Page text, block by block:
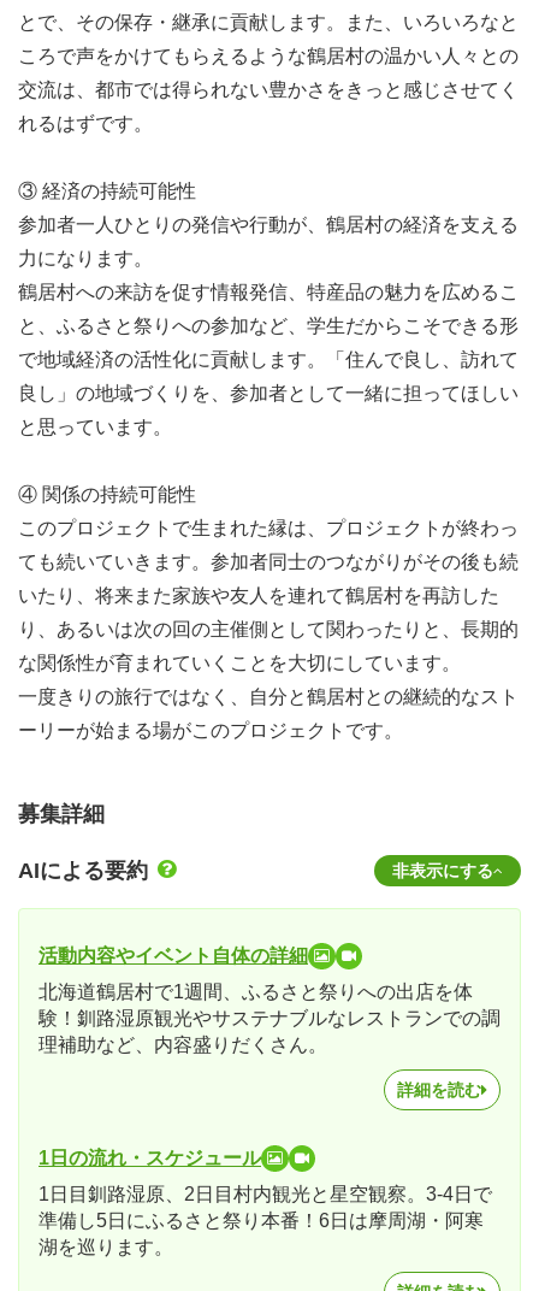
とで、その保存・継承に貢献します。また、いろいろなと
ころで声をかけてもらえるような鶴居村の温かい人々との
交流は、都市では得られない豊かさをきっと感じさせてく
れるはずです。
③ 経済の持続可能性
参加者一人ひとりの発信や行動が、鶴居村の経済を支える
力になります。
鶴居村への来訪を促す情報発信、特産品の魅力を広めるこ
と、ふるさと祭りへの参加など、学生だからこそできる形
で地域経済の活性化に貢献します。「住んで良し、訪れて
良し」の地域づくりを、参加者として一緒に担ってほしい
と思っています。
④ 関係の持続可能性
このプロジェクトで生まれた縁は、プロジェクトが終わっ
ても続いていきます。参加者同士のつながりがその後も続
いたり、将来また家族や友人を連れて鶴居村を再訪した
り、あるいは次の回の主催側として関わったりと、長期的
な関係性が育まれていくことを大切にしています。
一度きりの旅行ではなく、自分と鶴居村との継続的なスト
ーリーが始まる場がこのプロジェクトです。
募集詳細
AIによる要約 非表示にする
活動内容やイベント自体の詳細
北海道鶴居村で1週間、ふるさと祭りへの出店を体
験！釧路湿原観光やサステナブルなレストランでの調
理補助など、内容盛りだくさん。
詳細を読む
1日の流れ・スケジュール
1日目釧路湿原、2日目村内観光と星空観察。3-4日で
準備し5日にふるさと祭り本番！6日は摩周湖・阿寒
湖を巡ります。